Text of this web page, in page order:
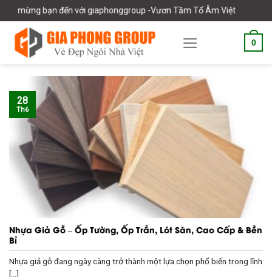
Skip
to
content
bạn đến với giaphonggroup -Vươn Tầm Tổ Âm Việt
0
Nhựa Giả Gỗ – Ốp Tường, Ốp Trần, Lót Sàn, Cao Cấp & Bền
Bỉ
Nhựa giả gỗ đang ngày càng trở thành một lựa chọn phổ biến trong lĩnh
[...]
28
Th6